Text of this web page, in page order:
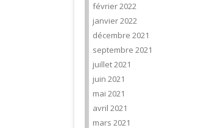
février 2022
janvier 2022
décembre 2021
septembre 2021
juillet 2021
juin 2021
mai 2021
avril 2021
mars 2021